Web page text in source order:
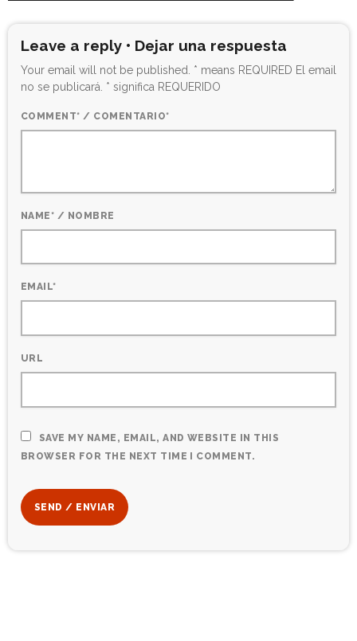
Leave a reply • Dejar una respuesta
Your email will not be published. * means REQUIRED El email
no se publicará. * significa REQUERIDO
COMMENT* / COMENTARIO*
NAME* / NOMBRE
EMAIL*
URL
SAVE MY NAME, EMAIL, AND WEBSITE IN THIS
BROWSER FOR THE NEXT TIME I COMMENT.